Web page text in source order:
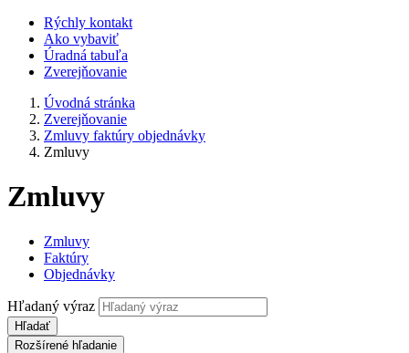
Rýchly kontakt
Ako vybaviť
Úradná tabuľa
Zverejňovanie
Úvodná stránka
Zverejňovanie
Zmluvy faktúry objednávky
Zmluvy
Zmluvy
Zmluvy
Faktúry
Objednávky
Hľadaný výraz
Hľadať
Rozšírené hľadanie